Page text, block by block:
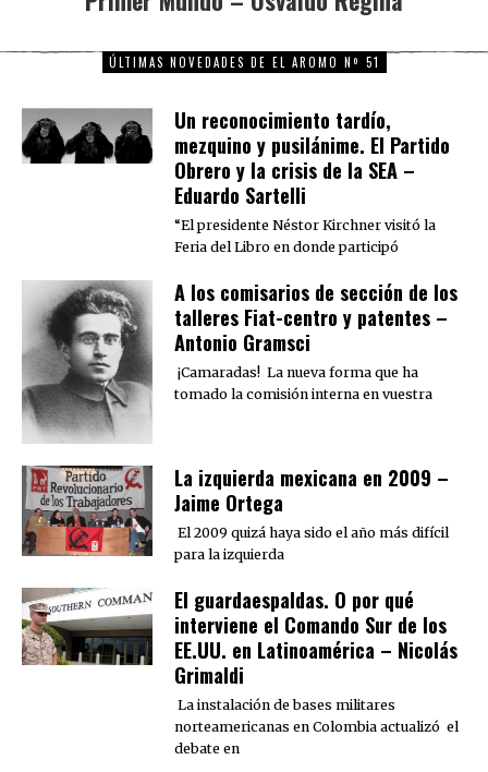
ÚLTIMAS NOVEDADES DE EL AROMO Nº 51
Un reconocimiento tardío,
mezquino y pusilánime. El Partido
Obrero y la crisis de la SEA –
Eduardo Sartelli
“El presidente Néstor Kirchner visitó la
Feria del Libro en donde participó
A los comisarios de sección de los
talleres Fiat-centro y patentes –
Antonio Gramsci
¡Camaradas! La nueva forma que ha
tomado la comisión interna en vuestra
La izquierda mexicana en 2009 –
Jaime Ortega
El 2009 quizá haya sido el año más difícil
para la izquierda
El guardaespaldas. O por qué
interviene el Comando Sur de los
EE.UU. en Latinoamérica – Nicolás
Grimaldi
La instalación de bases militares
norteamericanas en Colombia actualizó el
debate en